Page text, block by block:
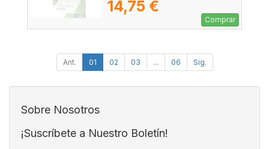
14,75 €
Comprar
Ant. 01 02 03 ... 06 Sig.
Sobre Nosotros
¡Suscríbete a Nuestro Boletín!